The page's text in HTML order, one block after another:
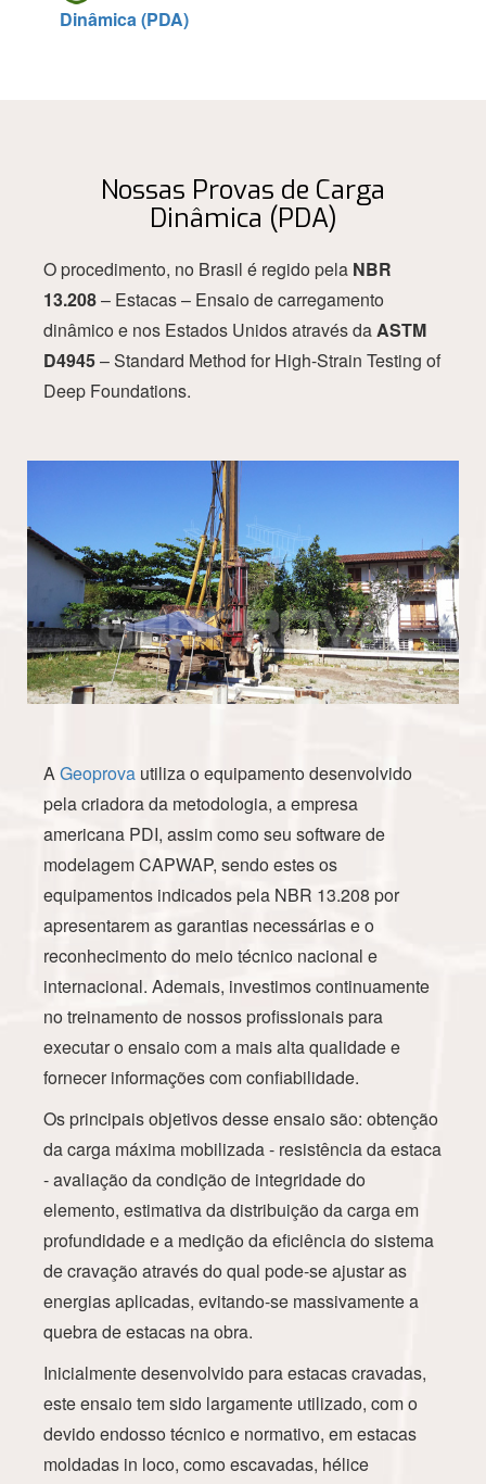
Dinâmica (PDA)
Nossas Provas de Carga
Dinâmica (PDA)
O procedimento, no Brasil é regido pela NBR
13.208– Estacas – Ensaio de carregamento
dinâmico e nos Estados Unidos através daASTM
D4945– Standard Method for High-Strain Testing of
Deep Foundations.
AGeoprova utiliza o equipamento desenvolvido
pela criadora da metodologia, a empresa
americana PDI, assim como seu software de
modelagem CAPWAP, sendo estes os
equipamentos indicados pela NBR 13.208 por
apresentarem as garantias necessárias e o
reconhecimento do meio técnico nacional e
internacional. Ademais, investimos continuamente
no treinamento de nossos profissionais para
executar o ensaio com a mais alta qualidade e
fornecer informações com confiabilidade.
Os principais objetivos desse ensaio são: obtenção
da carga máxima mobilizada - resistência da estaca
- avaliação da condição de integridade do
elemento, estimativa da distribuição da carga em
profundidade e a medição da eficiência do sistema
de cravação através do qual pode-se ajustar as
energias aplicadas, evitando-se massivamente a
quebra de estacas na obra.
Inicialmente desenvolvido para estacas cravadas,
este ensaio tem sido largamente utilizado, com o
devido endosso técnico e normativo, em estacas
moldadas in loco, como escavadas, hélice